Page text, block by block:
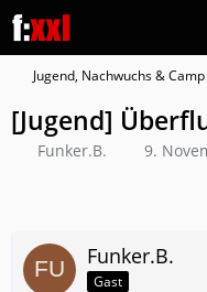
Jugend, Nachwuchs & Camp
[Jugend]
Funker.B. 9.
Funker.B.
Gast